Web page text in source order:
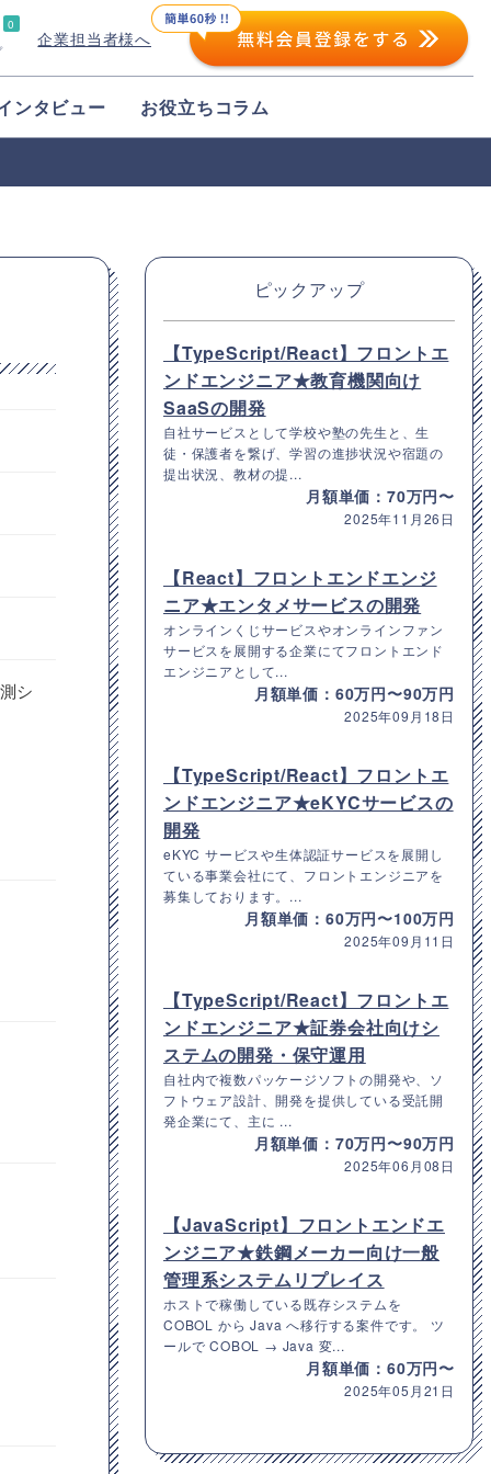
0
企業担当者様へ
ンタビュー お役立ちコラム
シ
ピックアップ
【TypeScript/React】フロントエ
ンドエンジニア★教育機関向け
SaaSの開発
自社サービスとして学校や塾の先生と、生
徒・保護者を繋げ、学習の進捗状況や宿題の
提出状況、教材の提...
月額単価：70万円〜
2025年11月26日
【React】フロントエンドエンジ
ニア★エンタメサービスの開発
オンラインくじサービスやオンラインファン
サービスを展開する企業にてフロントエンド
エンジニアとして...
月額単価：60万円〜90万円
2025年09月18日
【TypeScript/React】フロントエ
ンドエンジニア★eKYCサービスの
開発
eKYC サービスや生体認証サービスを展開し
ている事業会社にて、フロントエンジニアを
募集しております。...
月額単価：60万円〜100万円
2025年09月11日
【TypeScript/React】フロントエ
ンドエンジニア★証券会社向けシ
ステムの開発・保守運用
自社内で複数パッケージソフトの開発や、ソ
フトウェア設計、開発を提供している受託開
発企業にて、主に ...
月額単価：70万円〜90万円
2025年06月08日
【JavaScript】フロントエンドエ
ンジニア★鉄鋼メーカー向け一般
管理系システムリプレイス
ホストで稼働している既存システムを
COBOL から Java へ移行する案件です。 ツ
ールで COBOL → Java 変...
月額単価：60万円〜
2025年05月21日